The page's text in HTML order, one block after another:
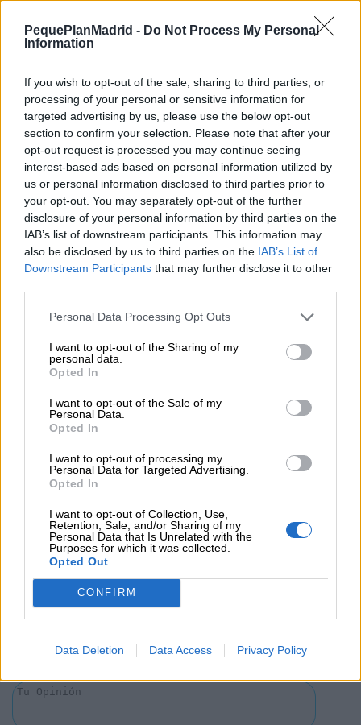
PequePlanMadrid - Do Not Process My Personal
Information
If you wish to opt-out of the sale, sharing to third parties, or
processing of your personal or sensitive information for
targeted advertising by us, please use the below opt-out
section to confirm your selection. Please note that after your
opt-out request is processed you may continue seeing
interest-based ads based on personal information utilized by
us or personal information disclosed to third parties prior to
your opt-out. You may separately opt-out of the further
disclosure of your personal information by third parties on the
IAB’s list of downstream participants. This information may
also be disclosed by us to third parties on the IAB’s List of
Downstream Participants that may further disclose it to other
Personal Data Processing Opt Outs
I want to opt-out of the Sharing of my
personal data.
Opted In
I want to opt-out of the Sale of my
Personal Data.
Opted In
I want to opt-out of processing my
Personal Data for Targeted Advertising.
Opted In
I want to opt-out of Collection, Use,
Retention, Sale, and/or Sharing of my
Personal Data that Is Unrelated with the
Purposes for which it was collected.
Opted Out
CONFIRM
Data Deletion Data Access Privacy Policy
Si en casa triunfan los libros de aventuras, las
imaginación tiene mucho espacio, este club
puede ser una forma muy divertida de seguir
explorando la lectura desde el juego y la
creatividad.
Más información
Imparte: Teresa Corchete. Especialista en
promoción de la lectura, con una amplia
trayectoria en diseño y
ejecución de programas dirigidos a primeras
edades y familias.
Público: de 7 a 10 años sin acompañante adulto.
Matrícula: 11€ cada sesión o 30€ las tres sesiones
caso de que la organización cancele la
Opiniones Club de Creadores Infantil – Viajeros entre
Historias
¿Qué te ha parecido? Comparte tu opinión:
0 Valoraciones